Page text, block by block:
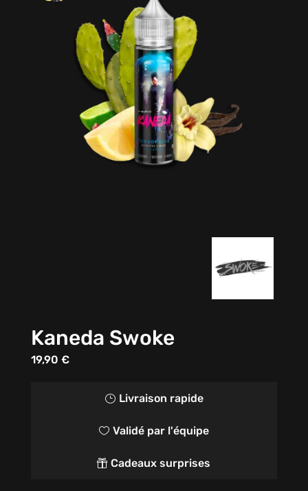
Kaneda Swoke
19,90 €
} Livraison rapide
 Validé par l'équipe
 Cadeaux surprises